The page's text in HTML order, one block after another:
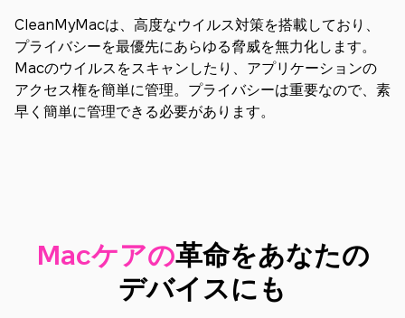
CleanMyMacは、高度なウイルス対策を搭載しており、
プライバシーを最優先にあらゆる脅威を無力化します。
Macのウイルスをスキャンしたり、アプリケーションの
アクセス権を簡単に管理。プライバシーは重要なので、素
早く簡単に管理できる必要があります。
Macケアの革命をあなたの
デバイスにも